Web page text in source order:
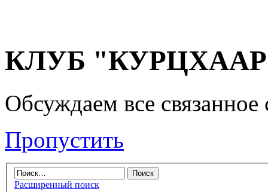
КЛУБ "КУРЦХААР"
Обсуждаем все
Пропустить
Расширенный поиск